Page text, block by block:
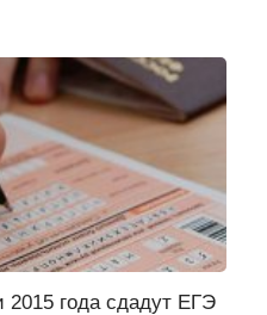
2015 года сдадут ЕГЭ